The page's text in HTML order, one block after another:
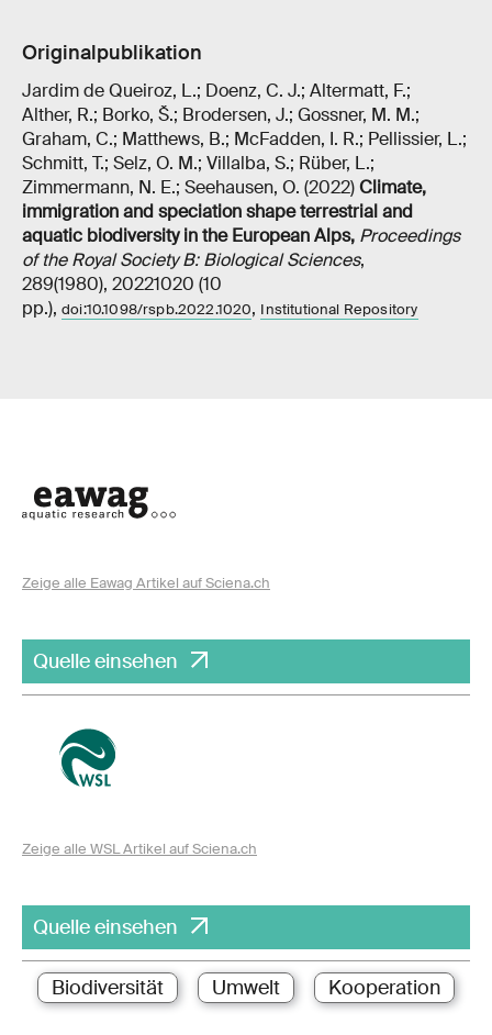
Originalpublikation
Jardim de Queiroz, L.; Doenz, C. J.; Altermatt, F.;
Alther, R.; Borko, Š.; Brodersen, J.; Gossner, M. M.;
Graham, C.; Matthews, B.; McFadden, I. R.; Pellissier, L.;
Schmitt, T.; Selz, O. M.; Villalba, S.; Rüber, L.;
Zimmermann, N. E.; Seehausen, O. (2022)Climate,
immigration and speciation shape terrestrial and
aquatic biodiversity in the European Alps, Proceedings
of the Royal Society B: Biological Sciences,
289(1980), 20221020 (10
pp.), doi:10.1098/rspb.2022.1020, Institutional Repository
Zeige alle Eawag Artikel auf Sciena.ch
Quelle einsehen
Zeige alle WSL Artikel auf Sciena.ch
Quelle einsehen
Biodiversität Umwelt Kooperation